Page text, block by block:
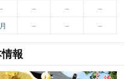
– –
–
– – –
報